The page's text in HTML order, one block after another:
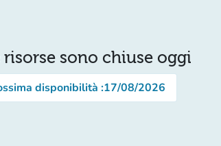
risorse sono chiuse oggi
disponibilità :17/08/2026